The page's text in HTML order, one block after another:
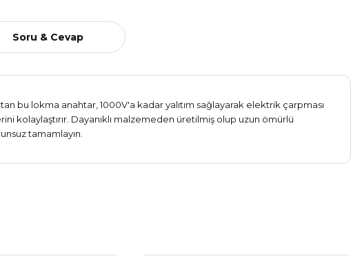
Soru & Cevap
bu lokma anahtar, 1000V'a kadar yalıtım sağlayarak elektrik çarpması
kolaylaştırır. Dayanıklı malzemeden üretilmiş olup uzun ömürlü
tamamlayın.